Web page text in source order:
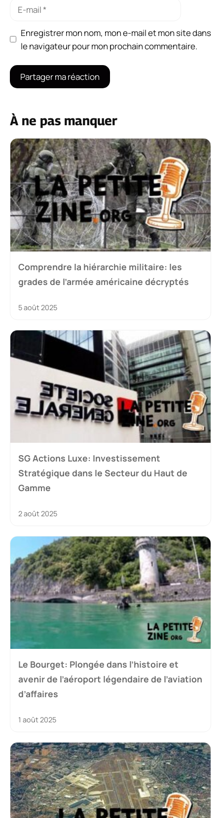
Enregistrer mon nom, mon e-mail et mon site dans
le navigateur pour mon prochain commentaire.
À ne pas manquer
Comprendre la hiérarchie militaire: les
grades de l’armée américaine décryptés
5 août 2025
SG Actions Luxe: Investissement
Stratégique dans le Secteur du Haut de
Gamme
2 août 2025
Le Bourget: Plongée dans l’histoire et
avenir de l’aéroport légendaire de l’aviation
d’affaires
1 août 2025